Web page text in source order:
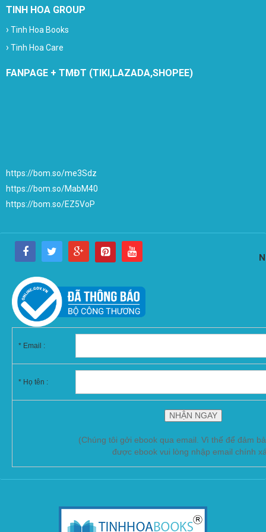
TINH HOA GROUP
› Tinh Hoa Books
› Tinh Hoa Care
FANPAGE + TMĐT (TIKI,LAZADA,SHOPEE)
https://bom.so/me3Sdz
https://bom.so/MabM40
https://bom.so/EZ5VoP
* Email :
* Họ tên :
(Chúng tôi gởi ebook qua email. Vì thế để đảm
được ebook vui lòng nhập email chính